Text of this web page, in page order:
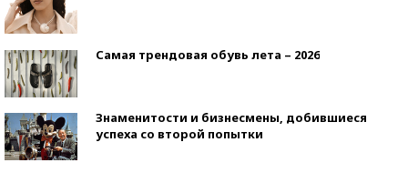
Самая трендовая обувь лета – 2026
Знаменитости и бизнесмены, добившиеся
успеха со второй попытки